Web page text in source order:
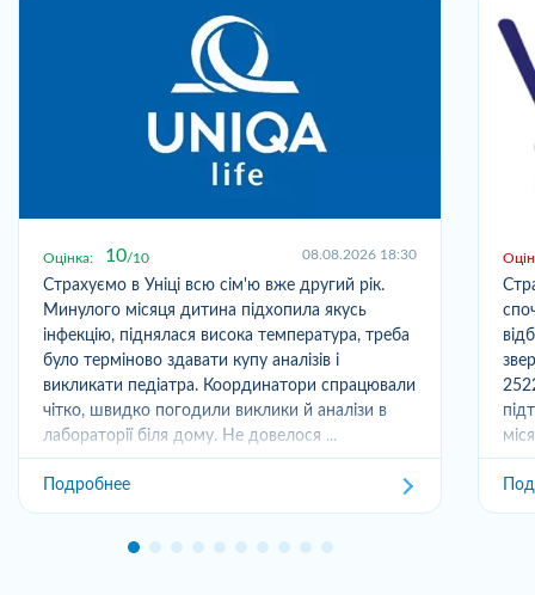
Оцінка: 10 10 08.08.2026 18:30
Страхуємо в Уніці всю сім'ю вже другий рік.
Минулого місяця дитина підхопила якусь
інфекцію, піднялася висока температура, треба
було терміново здавати купу аналізів і
викликати педіатра. Координатори спрацювали
чітко, швидко погодили виклики й аналізи в
лабораторії біля дому. Не довелося ...
Подробнее